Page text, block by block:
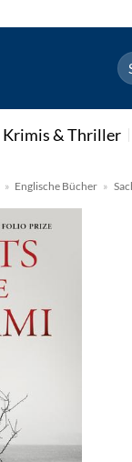
Krimis & Thriller
» Englische Bücher »